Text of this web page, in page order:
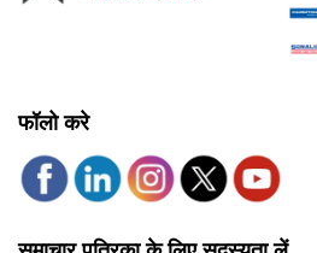
फॉलो करे